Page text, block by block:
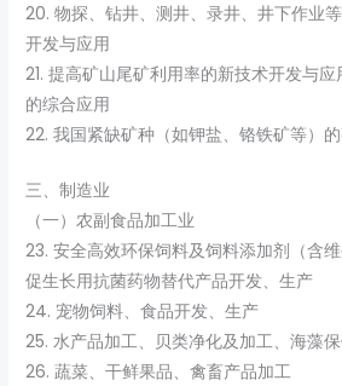
20. 物探、钻井、测井、录井、井下作业
开发与应用
21. 提高矿山尾矿利用率的新技术开发与
的综合应用
22. 我国紧缺矿种（如钾盐、铬铁矿等）
三、制造业
（一）农副食品加工业
23. 安全高效环保饲料及饲料添加剂（含
促生长用抗菌药物替代产品开发、生产
24. 宠物饲料、食品开发、生产
25. 水产品加工、贝类净化及加工、海藻
26. 蔬菜、干鲜果品、禽畜产品加工